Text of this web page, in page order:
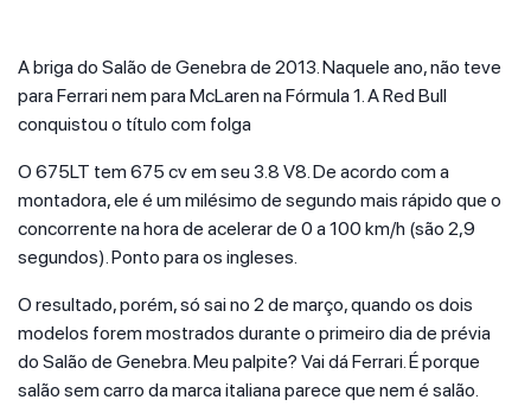
A briga do Salão de Genebra de 2013. Naquele ano, não teve
para Ferrari nem para McLaren na Fórmula 1. A Red Bull
conquistou o título com folga
O 675LT tem 675 cv em seu 3.8 V8. De acordo com a
montadora, ele é um milésimo de segundo mais rápido que o
concorrente na hora de acelerar de 0 a 100 km/h (são 2,9
segundos). Ponto para os ingleses.
O resultado, porém, só sai no 2 de março, quando os dois
modelos forem mostrados durante o primeiro dia de prévia
do Salão de Genebra. Meu palpite? Vai dá Ferrari. É porque
salão sem carro da marca italiana parece que nem é salão.